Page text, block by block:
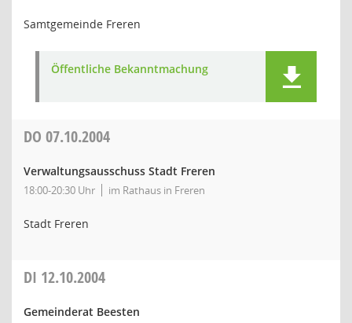
Samtgemeinde Freren
Öffentliche Bekanntmachung
DO 07.10.2004
Verwaltungsausschuss Stadt Freren
18:00-20:30 Uhr im Rathaus in Freren
Stadt Freren
DI 12.10.2004
Gemeinderat Beesten